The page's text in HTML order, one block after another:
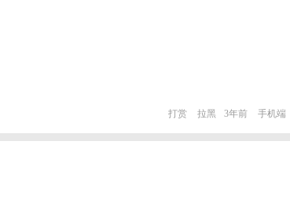
打赏 拉黑 3年前 手机端